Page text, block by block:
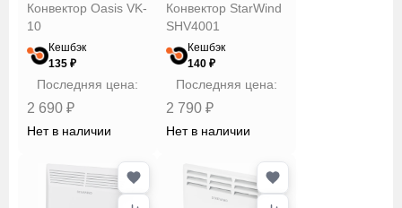
Конвектор Oasis VK-
10
Кешбэк
135 ₽
Последняя цена:
2 690 ₽
Нет в наличии
Конвектор StarWind
SHV4001
Кешбэк
140 ₽
Последняя цена:
2 790 ₽
Нет в наличии